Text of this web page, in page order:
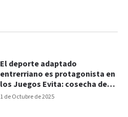
1 de Octubre de 2025
El deporte adaptado
entrerriano es protagonista en
los Juegos Evita: cosecha de
medallas y emotivo momento